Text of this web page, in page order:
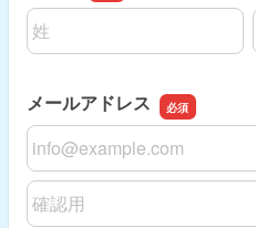
名前の姓
メールアドレス
メールアドレス
メールアドレスの確認用